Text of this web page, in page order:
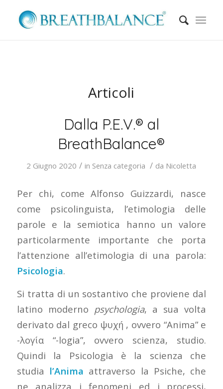
Articoli
Dalla P.E.V.® al
BreathBalance®
2 Giugno 2020 / in Senza categoria / da Nicoletta
Per chi, come Alfonso Guizzardi, nasce
come psicolinguista, l’etimologia delle
parole e la semiotica hanno un valore
particolarmente importante che porta
l’attenzione all’etimologia di una parola:
Psicologia.
Si tratta di un sostantivo che proviene dal
latino moderno psychologia, a sua volta
derivato dal greco ψυχή , ovvero “Anima” e
-λογία “-logia”, ovvero scienza, studio.
Quindi la Psicologia è la scienza che
studia l’Anima attraverso la Psiche, che
ne analizza i fenomeni ed i processi,